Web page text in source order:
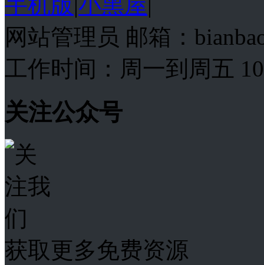
网站管理员 邮箱：
工作时间：周一到周五
关注公众号
获取更多免费资源